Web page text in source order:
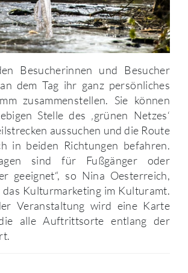
Besucherinnen und Besucher
dem Tag ihr ganz persönliches
zusammenstellen. Sie können
Stelle des ‚grünen Netzes‘
aussuchen und die Route
in beiden Richtungen befahren.
sind für Fußgänger oder
geeignet“, so Nina Oesterreich,
Kulturmarketing im Kulturamt.
Veranstaltung wird eine Karte
alle Auftrittsorte entlang der